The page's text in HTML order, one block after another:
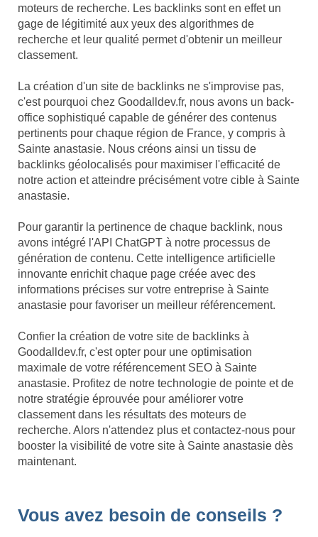
moteurs de recherche. Les backlinks sont en effet un
gage de légitimité aux yeux des algorithmes de
recherche et leur qualité permet d'obtenir un meilleur
classement.
La création d'un site de backlinks ne s'improvise pas,
c'est pourquoi chez Goodalldev.fr, nous avons un back-
office sophistiqué capable de générer des contenus
pertinents pour chaque région de France, y compris à
Sainte anastasie. Nous créons ainsi un tissu de
backlinks géolocalisés pour maximiser l'efficacité de
notre action et atteindre précisément votre cible à Sainte
anastasie.
Pour garantir la pertinence de chaque backlink, nous
avons intégré l'API ChatGPT à notre processus de
génération de contenu. Cette intelligence artificielle
innovante enrichit chaque page créée avec des
informations précises sur votre entreprise à Sainte
anastasie pour favoriser un meilleur référencement.
Confier la création de votre site de backlinks à
Goodalldev.fr, c'est opter pour une optimisation
maximale de votre référencement SEO à Sainte
anastasie. Profitez de notre technologie de pointe et de
notre stratégie éprouvée pour améliorer votre
classement dans les résultats des moteurs de
recherche. Alors n'attendez plus et contactez-nous pour
booster la visibilité de votre site à Sainte anastasie dès
maintenant.
Vous avez besoin de conseils ?